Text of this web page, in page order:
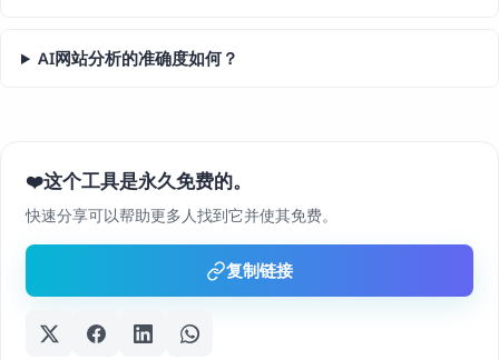
AI网站分析的准确度如何？
❤️这个工具是永久免费的。
快速分享可以帮助更多人找到它并使其免费。
复制链接